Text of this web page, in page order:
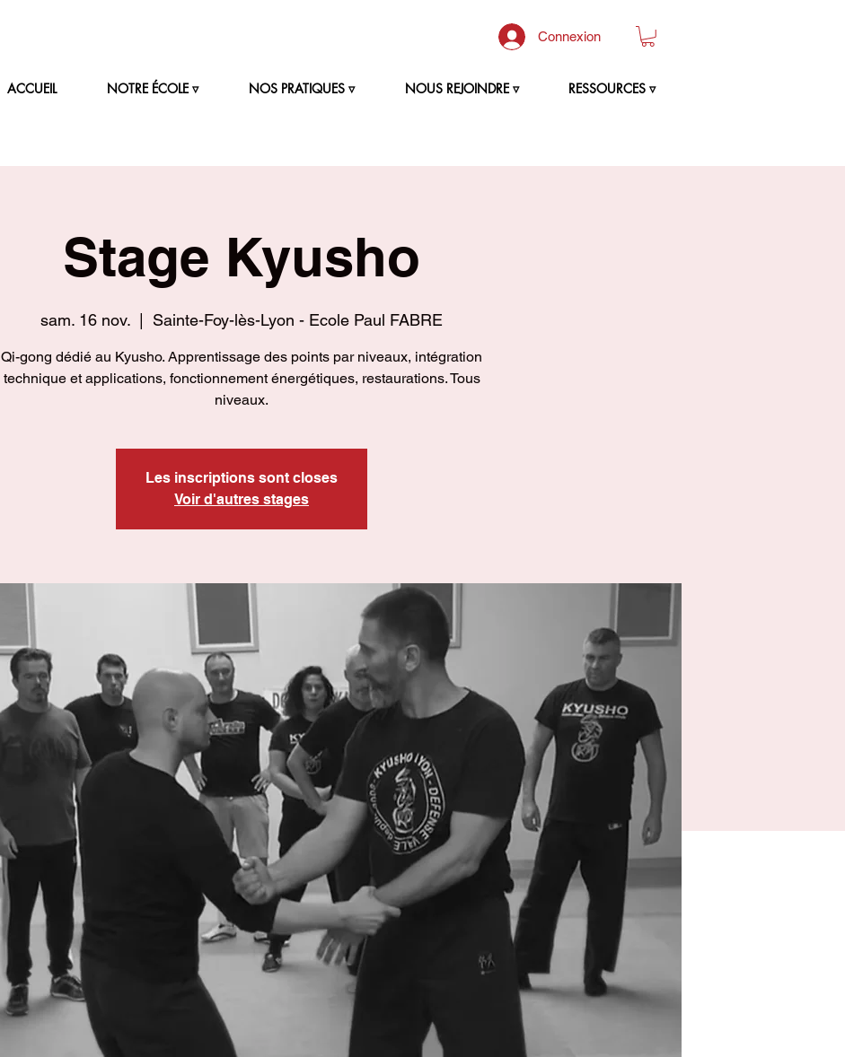
Connexion
ACCUEIL NOTRE ÉCOLE ▿ NOS PRATIQUES ▿ NOUS REJOINDRE ▿ RESSOURCES ▿
Stage Kyusho
sam. 16 nov.
  |
Sainte-Foy-lès-Lyon - Ecole Paul FABRE
Qi-gong dédié au Kyusho. Apprentissage des points par niveaux, intégration
technique et applications, fonctionnement énergétiques, restaurations. Tous
niveaux.
Les inscriptions sont closes
Voir d'autres stages